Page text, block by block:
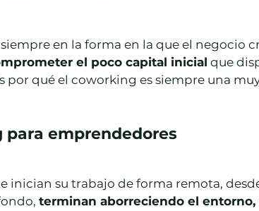
en la forma en la que el negocio
el poco capital inicial que
por qué el coworking es siempre una
emprendedores
inician su trabajo de forma remota,
terminan aborreciendo el entorno,